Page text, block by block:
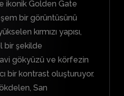
ikonik Golden Gate
bir görüntüsünü
kırmızı yapısı,
bir şekilde
gökyüzü ve körfezin
bir kontrast oluşturuyor.
San